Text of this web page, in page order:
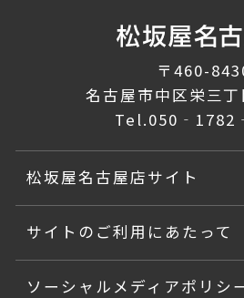
〒460-
名古屋市中区栄三
Tel.
松坂屋名古屋店サイト
サイトのご利用にあたって
ソーシャルメディアポリシ